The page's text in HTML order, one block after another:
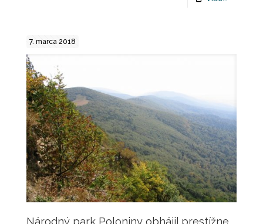
7. marca 2018
Národný park Poloniny obhájil prestížne